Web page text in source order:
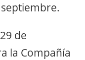
septiembre.
de
la Compañía